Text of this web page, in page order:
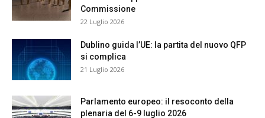
Commissione
22 Luglio 2026
Dublino guida l’UE: la partita del nuovo QFP
si complica
21 Luglio 2026
Parlamento europeo: il resoconto della
plenaria del 6-9 luglio 2026